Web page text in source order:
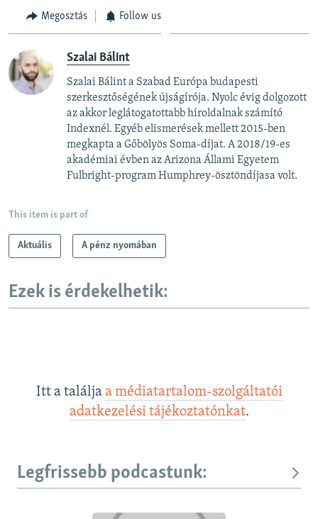
Megosztás Follow us
Szalai Bálint
Szalai Bálint a Szabad Európa budapesti
szerkesztőségének újságírója. Nyolc évig dolgozott
az akkor leglátogatottabb híroldalnak számító
Indexnél. Egyéb elismerések mellett 2015-ben
megkapta a Gőbölyös Soma-díjat. A 2018/19-es
akadémiai évben az Arizona Állami Egyetem
Fulbright-program Humphrey-ösztöndíjasa volt.
This item is part of
Aktuális A pénz nyomában
Ezek is érdekelhetik:
Itt a találja a médiatartalom-szolgáltatói
adatkezelési tájékoztatónkat.
Legfrissebb podcastunk: